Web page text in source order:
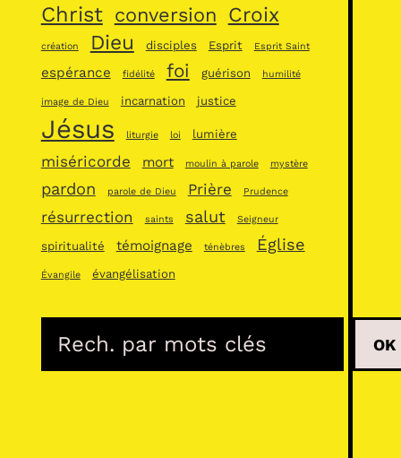
Christ conversion Croix
création Dieu disciples Esprit Esprit Saint
espérance fidélité foi guérison humilité
image de Dieu incarnation justice
Jésus liturgie loi lumière
miséricorde mort moulin à parole mystère
pardon parole de Dieu Prière Prudence
résurrection saints salut Seigneur
spiritualité témoignage ténèbres Église
Évangile évangélisation
OK